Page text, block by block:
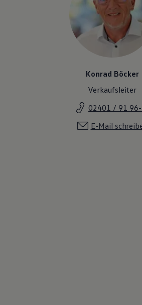
Konrad Böcker
Verkaufsleiter
02401 / 91
E-Mail